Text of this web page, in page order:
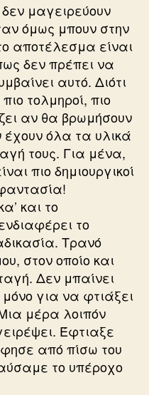
μαγειρεύουν
όμως μπουν στην
αποτέλεσμα είναι
δεν πρέπει να
αυτό. Διότι
τολμηροί, πιο
αν θα βρωμήσουν
έχουν όλα τα υλικά
τους. Για μένα,
πιο δημιουργικοί
και το
το
Τρανό
στον οποίο και
Δεν μπαίνει
για να φτιάξει
μέρα λοιπόν
Έφτιαξε
από πίσω του
το υπέροχο